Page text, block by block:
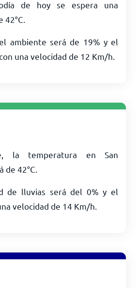
de hoy se espera una
42°C
ambiente será de 19% y el
una velocidad de 12 Km/h
la temperatura en San
de 42°C
de lluvias será del 0% y el
velocidad de 14 Km/h